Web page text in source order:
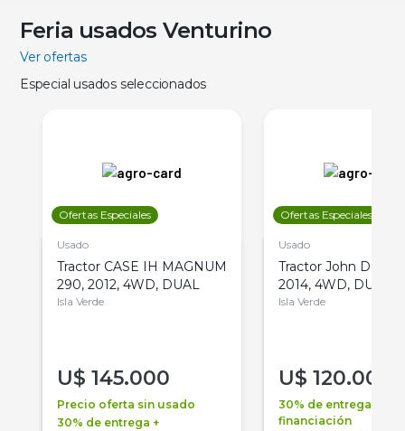
Feria usados Venturino
Ver ofertas
Especial usados seleccionados
Ofertas Especiales
Usado
Tractor CASE IH MAGNUM
290, 2012, 4WD, DUAL
Isla Verde
U$ 145.000
Precio oferta sin usado
30% de entrega +
Ofertas Especiales
Usado
Tractor John Deere
2014, 4WD, DUAL
Isla Verde
U$ 120.000
30% de entrega +
financiación